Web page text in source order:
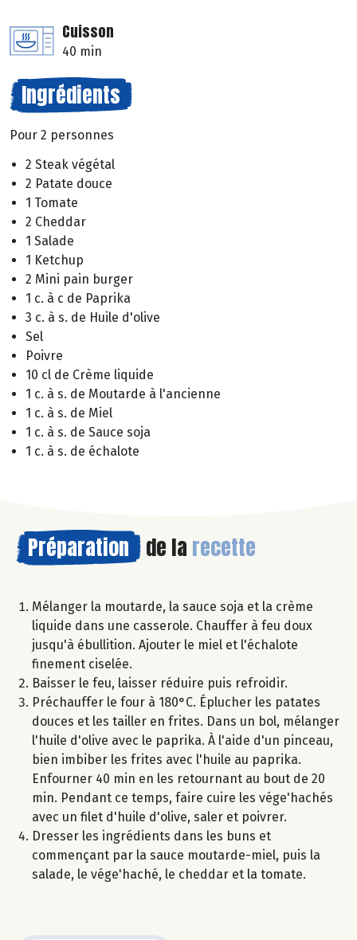
Cuisson
40 min
Ingrédients
Pour 2 personnes
2 Steak végétal
2 Patate douce
1 Tomate
2 Cheddar
1 Salade
1 Ketchup
2 Mini pain burger
1 c. à c de Paprika
3 c. à s. de Huile d'olive
Sel
Poivre
10 cl de Crème liquide
1 c. à s. de Moutarde à l'ancienne
1 c. à s. de Miel
1 c. à s. de Sauce soja
1 c. à s. de échalote
Préparation de la recette
Mélanger la moutarde, la sauce soja et la crème
liquide dans une casserole. Chauffer à feu doux
jusqu'à ébullition. Ajouter le miel et l'échalote
finement ciselée.
Baisser le feu, laisser réduire puis refroidir.
Préchauffer le four à 180°C. Éplucher les patates
douces et les tailler en frites. Dans un bol, mélanger
l'huile d'olive avec le paprika. À l'aide d'un pinceau,
bien imbiber les frites avec l'huile au paprika.
Enfourner 40 min en les retournant au bout de 20
min. Pendant ce temps, faire cuire les vége'hachés
avec un filet d'huile d'olive, saler et poivrer.
Dresser les ingrédients dans les buns et
commençant par la sauce moutarde-miel, puis la
salade, le vége'haché, le cheddar et la tomate.